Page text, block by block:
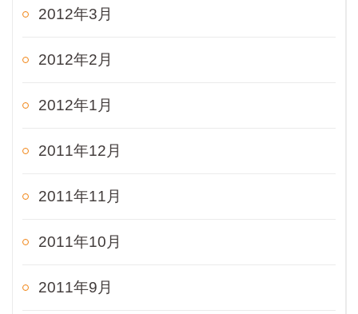
2012年3月
2012年2月
2012年1月
2011年12月
2011年11月
2011年10月
2011年9月